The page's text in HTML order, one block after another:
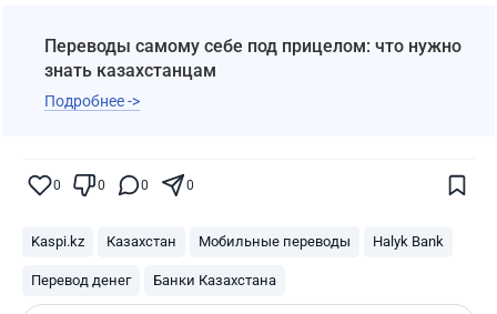
Переводы самому себе под прицелом: что нужно
знать казахстанцам
Подробнее ->
0 0 0 0
Kaspi.kz Казахстан Мобильные переводы Halyk Bank
Перевод денег Банки Казахстана
Поставьте галочку рядом с
Finratings